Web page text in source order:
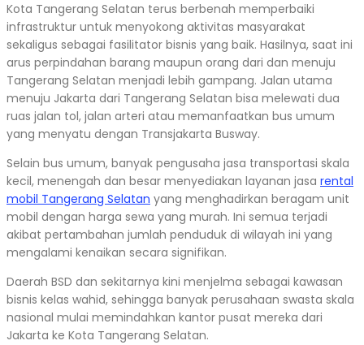
Kota Tangerang Selatan terus berbenah memperbaiki
infrastruktur untuk menyokong aktivitas masyarakat
sekaligus sebagai fasilitator bisnis yang baik. Hasilnya, saat ini
arus perpindahan barang maupun orang dari dan menuju
Tangerang Selatan menjadi lebih gampang. Jalan utama
menuju Jakarta dari Tangerang Selatan bisa melewati dua
ruas jalan tol, jalan arteri atau memanfaatkan bus umum
yang menyatu dengan Transjakarta Busway.
Selain bus umum, banyak pengusaha jasa transportasi skala
kecil, menengah dan besar menyediakan layanan jasa rental
mobil Tangerang Selatan yang menghadirkan beragam unit
mobil dengan harga sewa yang murah. Ini semua terjadi
akibat pertambahan jumlah penduduk di wilayah ini yang
mengalami kenaikan secara signifikan.
Daerah BSD dan sekitarnya kini menjelma sebagai kawasan
bisnis kelas wahid, sehingga banyak perusahaan swasta skala
nasional mulai memindahkan kantor pusat mereka dari
Jakarta ke Kota Tangerang Selatan.